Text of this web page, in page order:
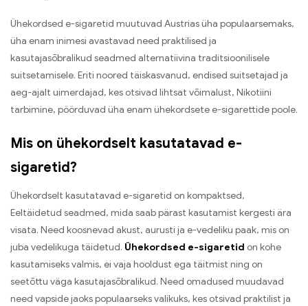
Ühekordsed e-sigaretid muutuvad Austrias üha populaarsemaks,
üha enam inimesi avastavad need praktilised ja
kasutajasõbralikud seadmed alternatiivina traditsioonilisele
suitsetamisele. Eriti noored täiskasvanud, endised suitsetajad ja
aeg-ajalt uimerdajad, kes otsivad lihtsat võimalust, Nikotiini
tarbimine, pöörduvad üha enam ühekordsete e-sigarettide poole.
Mis on ühekordselt kasutatavad e-
sigaretid?
Ühekordselt kasutatavad e-sigaretid on kompaktsed,
Eeltäidetud seadmed, mida saab pärast kasutamist kergesti ära
visata. Need koosnevad akust, aurusti ja e-vedeliku paak, mis on
juba vedelikuga täidetud. Ühekordsed e-sigaretid on kohe
kasutamiseks valmis, ei vaja hooldust ega täitmist ning on
seetõttu väga kasutajasõbralikud. Need omadused muudavad
need vapside jaoks populaarseks valikuks, kes otsivad praktilist ja